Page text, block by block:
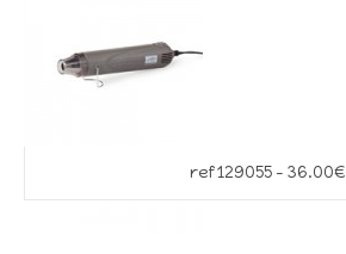
ref 129055 – 36.00€